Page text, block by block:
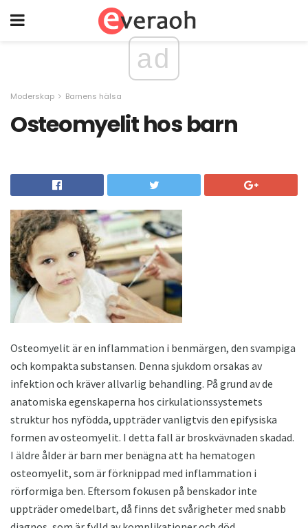
ad
Moderskap Barnens hälsa
Osteomyelit hos barn
Osteomyelit är en inflammation i benmärgen, den svampiga
och kompakta substansen. Denna sjukdom orsakas av
infektion och kräver allvarlig behandling. På grund av de
anatomiska egenskaperna hos cirkulationssystemets
struktur hos nyfödda, uppträder vanligtvis den epifysiska
formen av osteomyelit. I detta fall är broskvävnaden skadad.
I äldre ålder är barn mer benägna att ha hematogen
osteomyelit, som är förknippad med inflammation i
rörformiga ben. Eftersom fokusen på benskador inte
uppträder omedelbart, då finns det svårigheter med snabb